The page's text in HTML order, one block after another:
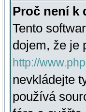
Proč není k
Tento
dojem, že je
http://
nevkládejte
používá